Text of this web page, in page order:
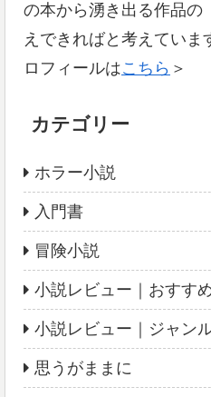
の本から湧き出る作品の
えできればと考えていま
ロフィールはこちら ＞
カテゴリー
ホラー小説
入門書
冒険小説
小説レビュー｜おすす
小説レビュー｜ジャン
思うがままに